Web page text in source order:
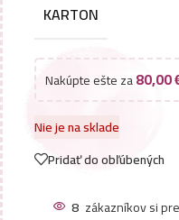
KARTON
Nakúpte ešte za80,00
Nie je na sklade
Pridať do obľúbených
8 zákazníkov si